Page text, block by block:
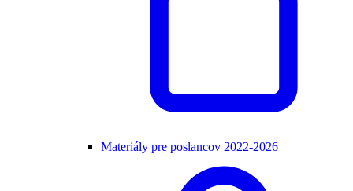
Materiály pre poslancov 2022-2026